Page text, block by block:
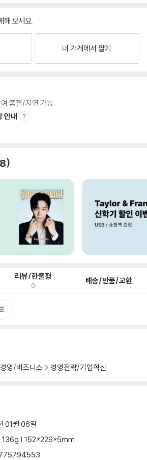
해 보세요.
내 가게에서 팔기
품절/지연 가능
안내
8
리뷰/한줄평
0 배송/반품/교환
경영/비즈니스 경영전략/기업혁신
01월 06일
136g | 152*229*5mm